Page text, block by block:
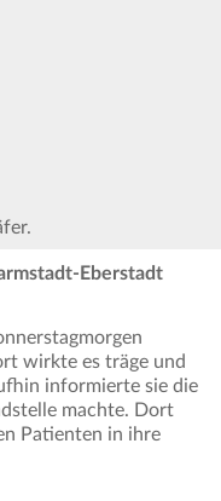
Eberstadt
wirkte es träge und
informierte sie die
machte. Dort
Patienten in ihre